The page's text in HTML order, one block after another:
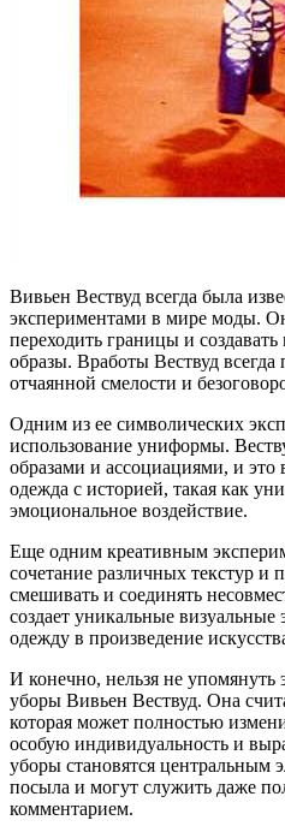
Вивьен Вествуд всегда была
экспериментами в мире моды.
переходить границы и
образы. Вработы Вествуд всегда
отчаянной смелости и
Одним из ее символических
использование униформы.
образами и ассоциациями, и это
одежда с историей, такая как
эмоциональное воздействие.
Еще одним креативным
сочетание различных текстур и
смешивать и соединять
создает уникальные
одежду в произведение
И конечно, нельзя не упомянуть
уборы Вивьен Вествуд. Она
которая может полностью
особую индивидуальность и
уборы становятся центральным
посыла и могут служить даже
комментарием.